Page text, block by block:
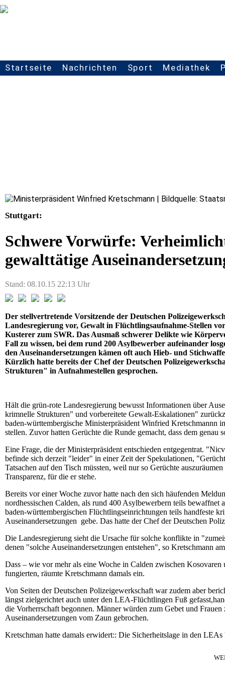
Seitennavigation
Startseite Nachrichten Sport Mediathek
Stuttgart:
Schwere Vorwürfe:
gewalttätige
Stand: 08.10.15 22:13 Uhr
Der stellvertretende Vorsitzende der Deutschen
Landesregierung vor, Gewalt in Flüchtlingsaufnahme-Stellen
Kusterer zum SWR. Das Ausmaß schwerer Delikte wie
Fall zu wissen, bei dem rund 200 Asylbewerber aufeinander
den Auseinandersetzungen kämen oft auch Hieb- und
Kürzlich hatte bereits der Chef der Deutschen
Strukturen" in Aufnahmestellen gesprochen.
Hält die grün-rote Landesregierung bewusst Informationen über
krimnelle Strukturen" und vorbereitete Gewalt-Eskalationen"
baden-württembergische Ministerpräsident Winfried Kretschmannn
stellen. Zuvor hatten Gerüchte die Runde gemacht, dass dem genau
Eine Frage, die der Ministerpräsident entschieden entgegentrat.
befinde sich derzeit "leider" in einer Zeit der Spekulationen,
Tatsachen auf den Tisch müssten, weil nur so Gerüchte
Transparenz, für die er stehe.
Bereits vor einer Woche zuvor hatte nach den sich häufenden
nordhessischen Calden, als rund 400 Asylbewerbern teils bewaffnet
baden-württembergischen Flüchtlingseinrichtungen teils handfeste
Auseinandersetzungen gebe. Das hatte der Chef der Deutschen
Die Landesregierung sieht die Ursache für solche konflikte in
denen "solche Auseinandersetzungen entstehen", so Kretschmann
Dass – wie vor mehr als eine Woche in Calden zwischen
fungierten, räumte Kretschmann damals ein.
Von Seiten der Deutschen Polizeigewerkschaft war zudem aber
längst zielgerichtet auch unter den LEA-Flüchtlingen Fuß
die Vorherrschaft begonnen. Männer würden zum Gebet und
Auseinandersetzungen vom Zaun gebrochen.
Kretschman hatte damals erwidert:: Die Sicherheitslage in den